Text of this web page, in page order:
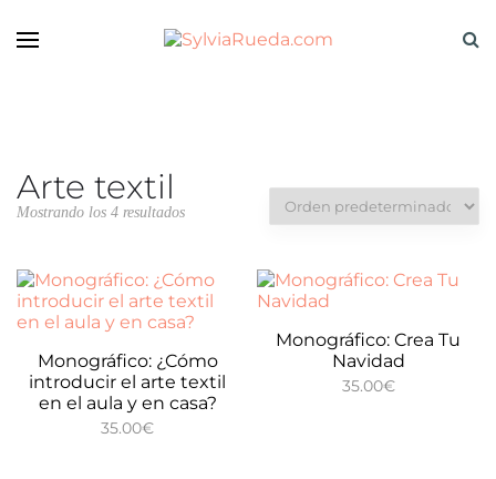
Arte textil
Mostrando los 4 resultados
Monográfico: ¿Cómo
introducir el arte textil
en el aula y en casa?
35.00€
Monográfico: Crea Tu
Navidad
35.00€